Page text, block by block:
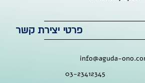
פרטי יצירת קשר
info@aguda-
03-23412345